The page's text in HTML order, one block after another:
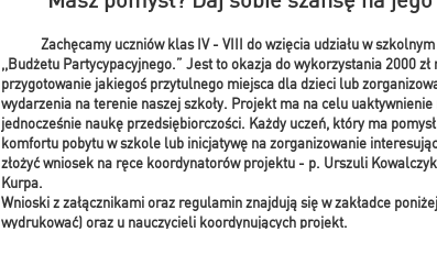
Zachęcamy uczniów klas IV - VIII do wzięcia udziału w
,,Budżetu Partycypacyjnego.” Jest to okazja do wykorzystania 2000 zł
przygotowanie jakiegoś przytulnego miejsca dla dzieci lub
wydarzenia na terenie naszej szkoły. Projekt ma na celu uaktywnienie
jednocześnie naukę przedsiębiorczości. Każdy uczeń, który ma
komfortu pobytu w szkole lub inicjatywę na zorganizowanie
złożyć wniosek na ręce koordynatorów projektu - p. Urszuli
Kurpa.
Wnioski z załącznikami oraz regulamin znajdują się w zakładce
wydrukować) oraz u nauczycieli koordynujących projekt.
Termin składania wniosków mija 28.03.2023r. Najlepszy, wyłoniony